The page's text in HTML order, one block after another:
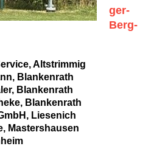
ger-
Berg-
Altstrimmig
Blankenrath
Blankenrath
Blankenrath
Liesenich
Mastershausen